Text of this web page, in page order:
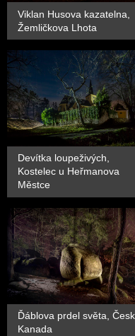
Viklan Husova kazatelna,
Žemličkova Lhota
Devítka loupeživých,
Kostelec u Heřmanova
Městce
Ďáblova prdel světa,
Kanada